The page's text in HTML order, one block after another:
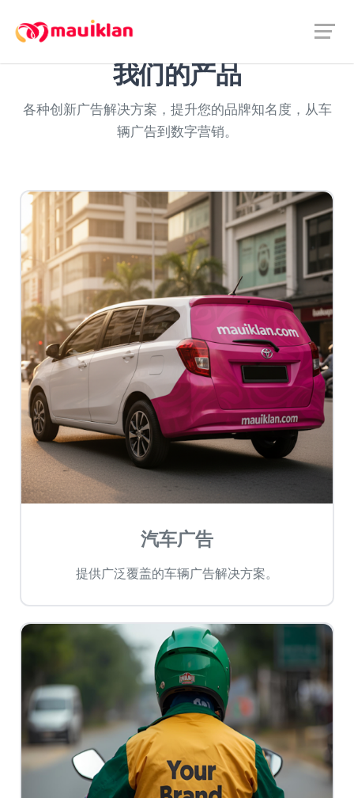
我们的产品
各种创新广告解决方案，提升您的品牌知名度，从车
辆广告到数字营销。
汽车广告
提供广泛覆盖的车辆广告解决方案。